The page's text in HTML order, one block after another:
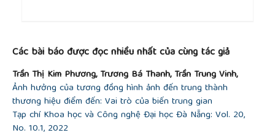
role of influencer interactivity in building influencer
brand equity”,Journal of Product and Brand
Management, vol. 29, no. 6, pp. 803-814, 2020.
[16]Kim and J. Kim, “How does a celebrity make
fans happy? Interaction between celebrities and
fans in the social media context”,Computers in
Human Behavior
Các bài báo được đọc nhiều nhất của cùng tác giả
Trần Thị Kim Phương, Trương Bá Thanh, Trần Trung Vinh,
Ảnh hưởng của tương đồng hình ảnh đến trung thành
thương hiệu điểm đến: Vai trò của biến trung gian
Tạp chí Khoa học và Công nghệ Đại học Đà Nẵng: Vol. 20,
No. 10.1, 2022